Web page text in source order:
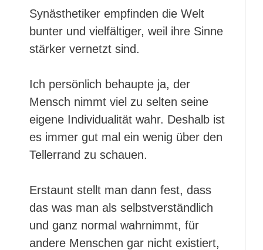
Synästhetiker empfinden die Welt
bunter und vielfältiger, weil ihre Sinne
stärker vernetzt sind.
Ich persönlich behaupte ja, der
Mensch nimmt viel zu selten seine
eigene Individualität wahr. Deshalb ist
es immer gut mal ein wenig über den
Tellerrand zu schauen.
Erstaunt stellt man dann fest, dass
das was man als selbstverständlich
und ganz normal wahrnimmt, für
andere Menschen gar nicht existiert,